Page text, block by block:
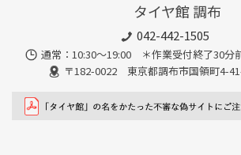
タイヤ館 調布
042-442-1505
通常：10:30～19:00 ＊作業受付終了30分
〒182-0022 東京都調布市国領町4-